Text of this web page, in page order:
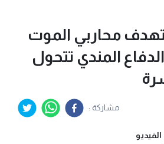
محاربي الموت
المندي تتحول
مشاركة :